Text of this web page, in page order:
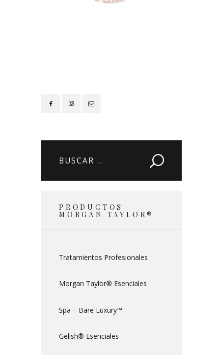
Buscar:
PRODUCTOS
MORGAN TAYLOR®
Tratamientos Profesionales
Morgan Taylor® Esenciales
Spa – Bare Luxury™
Gelish® Esenciales